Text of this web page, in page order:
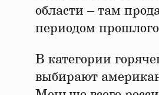
области – там
периодом прошлого
В категории
выбирают